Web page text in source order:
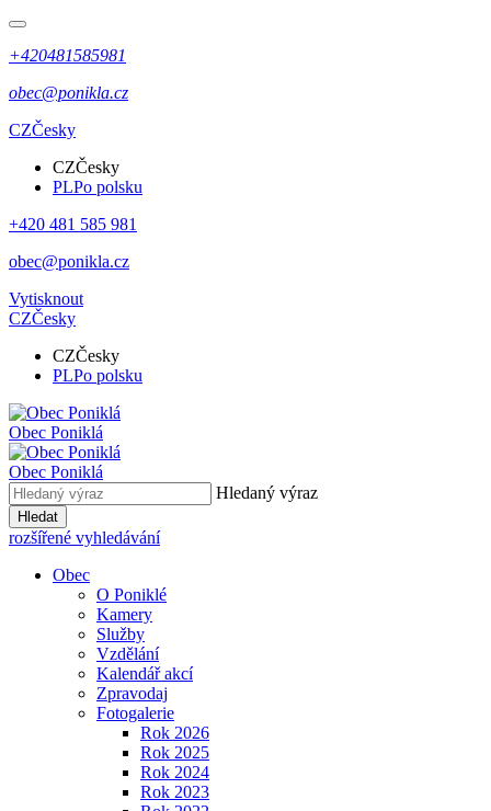
+420481585981
obec@ponikla.cz
CZČesky
CZČesky
PLPo polsku
+420 481 585 981
obec@ponikla.cz
Vytisknout
CZČesky
CZČesky
PLPo polsku
Obec Poniklá
Obec Poniklá
Hledaný výraz
Hledat
rozšířené vyhledávání
Obec
O Poniklé
Kamery
Služby
Vzdělání
Kalendář akcí
Zpravodaj
Fotogalerie
Rok 2026
Rok 2025
Rok 2024
Rok 2023